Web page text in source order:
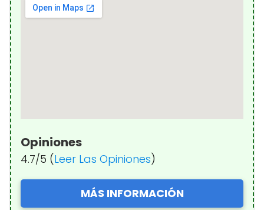
Opiniones
4.7/5 (Leer Las Opiniones)
MÁS INFORMACIÓN